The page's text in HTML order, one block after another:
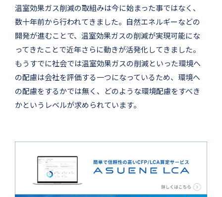
温室効果ガス削減の取組みは今に始まった事ではなく、
数十年前から行われてきました。自然エネルギーなどの
開発が進むことで、温室効果ガスの削減が実現可能にな
ってきたことで近年さらに動きが活発化してきました。
もうすでに社会では温室効果ガスの削減といった環境へ
の配慮は会社を評価する一つになっているため、環境へ
の配慮をするかでは無く、どのような環境配慮をすべき
かというレベルが求められています。